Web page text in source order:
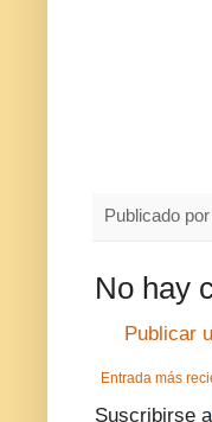
Publicado por
No hay
Publicar
Entrada más
Suscribirse